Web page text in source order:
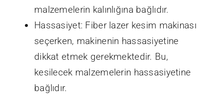
malzemelerin kalınlığına bağlıdır.
Hassasiyet: Fiber lazer kesim makinası
seçerken, makinenin hassasiyetine
dikkat etmek gerekmektedir. Bu,
kesilecek malzemelerin hassasiyetine
bağlıdır.